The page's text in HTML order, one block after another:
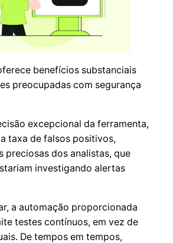
benefícios substanciais
preocupadas com segurança
excepcional da ferramenta,
taxa de falsos positivos,
preciosas dos analistas, que
investigando alertas
a automação proporcionada
testes contínuos, em vez de
De tempos em tempos,